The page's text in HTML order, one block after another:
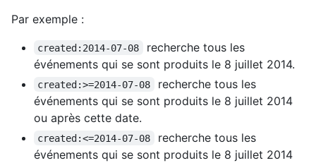
Par exemple :
created:2014-07-08
recherche tous les
événements qui se sont produits le 8 juillet 2014.
created:>=2014-07-08
recherche tous les
événements qui se sont produits le 8 juillet 2014
ou après cette date.
created:<=2014-07-08
recherche tous les
événements qui se sont produits le 8 juillet 2014